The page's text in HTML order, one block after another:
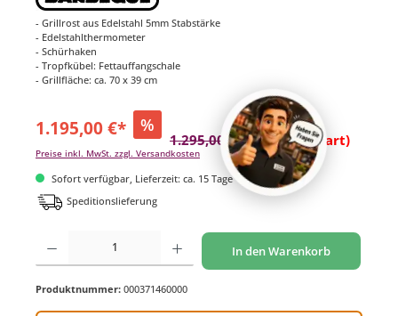
- Grillrost aus Edelstahl 5mm Stabstärke
- Edelstahlthermometer
- Schürhaken
- Tropfkübel: Fettauffangschale
- Grillfläche: ca. 70 x 39 cm
1.195,00 €* %
1.295,00 €* (7.72% gespart)
Preise inkl. MwSt. zzgl. Versandkosten
Sofort verfügbar, Lieferzeit: ca. 15 Tage
Speditionslieferung
Produkt Anzahl: Gib den gewünschten Wert ein oder benutze die Schaltflächen um
In den Warenkorb
Produktnummer: 000371460000